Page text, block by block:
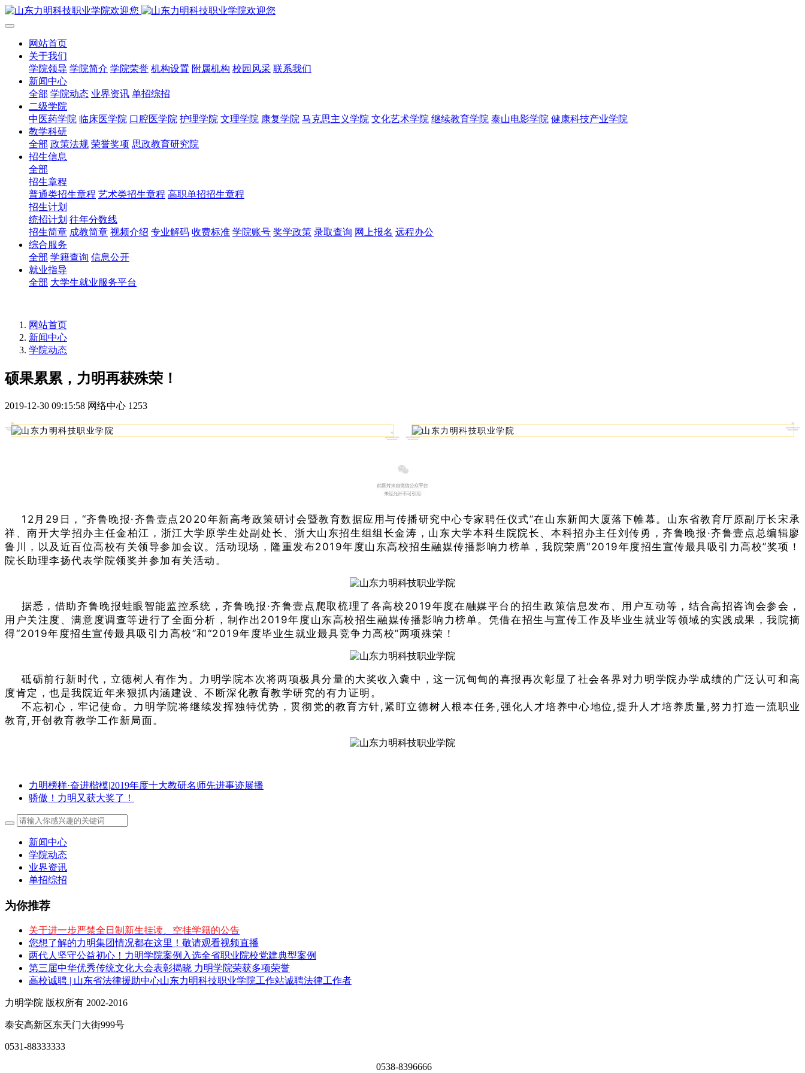
网站首页
关于我们
学院领导 学院简介 学院荣誉 机构设置 附属机构 校园风采 联系我们
新闻中心
全部 学院动态 业界资讯 单招综招
二级学院
中医药学院 临床医学院 口腔医学院 护理学院 文理学院 康复学院 马克思主义学院 文化艺术学院 继续教育学院 泰山电影学院 健康科技产业学院
教学科研
全部 政策法规 荣誉奖项 思政教育研究院
招生信息
全部
招生章程
普通类招生章程 艺术类招生章程 高职单招招生章程
招生计划
统招计划 往年分数线
招生简章 成教简章 视频介绍 专业解码 收费标准 学院账号 奖学政策 录取查询 网上报名 远程办公
综合服务
全部 学籍查询 信息公开
就业指导
全部 大学生就业服务平台
网站首页
新闻中心
学院动态
硕果累累，力明再获殊荣！
2019-12-30 09:15:58 网络中心 1253
12月29日，“齐鲁晚报·齐鲁壹点2020年新高考政策研讨会暨教育数据应用与传播研究中心专家聘任仪式”在山东新闻大厦落下帷幕。 山东省教育厅原副厅长宋承
祥、南开大学招办主任金柏江，浙江大学原学生处副处长、浙大山东招生组组长金涛，山东大学本科生院院长、本科招办主任刘传勇，齐鲁晚报·齐鲁壹点总编辑廖
鲁川，以及近百位高校有关领导参加会议。 活动现场，隆重发布2019年度山东高校招生融媒传播影响力榜单，我院荣膺“2019年度招生宣传最具吸引力高校”奖项！
院长助理李扬代表学院领奖并参加有关活动。
据悉，借助齐鲁晚报蛙眼智能监控系统，齐鲁晚报·齐鲁壹点爬取梳理了各高校2019年度在融媒平台的招生政策信息发布、用户互动等，结合高招咨询会参会，
用户关注度、满意度调查等进行了全面分析，制作出2019年度山东高校招生融媒传播影响力榜单。 凭借在招生与宣传工作及毕业生就业等领域的实践成果，我院摘
得“2019年度招生宣传最具吸引力高校”和“2019年度毕业生就业最具竞争力高校”两项殊荣！
砥砺前行新时代，立德树人有作为。 力明学院本次将两项极具分量的大奖收入囊中，这一沉甸甸的喜报再次彰显了社会各界对力明学院办学成绩的广泛认可和高
度肯定，也是我院近年来狠抓内涵建设、不断深化教育教学研究的有力证明。
不忘初心，牢记使命。 力明学院将继续发挥独特优势，贯彻党的教育方针,紧盯立德树人根本任务,强化人才培养中心地位,提升人才培养质量,努力打造一流职业
教育,开创教育教学工作新局面。
力明榜样·奋进楷模|2019年度十大教研名师先进事迹展播
骄傲！力明又获大奖了！
新闻中心
学院动态
业界资讯
单招综招
为你推荐
关于进一步严禁全日制新生挂读、空挂学籍的公告
您想了解的力明集团情况都在这里！敬请观看视频直播
两代人坚守公益初心！力明学院案例入选全省职业院校党建典型案例
第三届中华优秀传统文化大会表彰揭晓 力明学院荣获多项荣誉
高校诚聘 | 山东省法律援助中心山东力明科技职业学院工作站诚聘法律工作者
力明学院 版权所有 2002-2016
泰安高新区东天门大街999号
0531-88333333
0538-8396666